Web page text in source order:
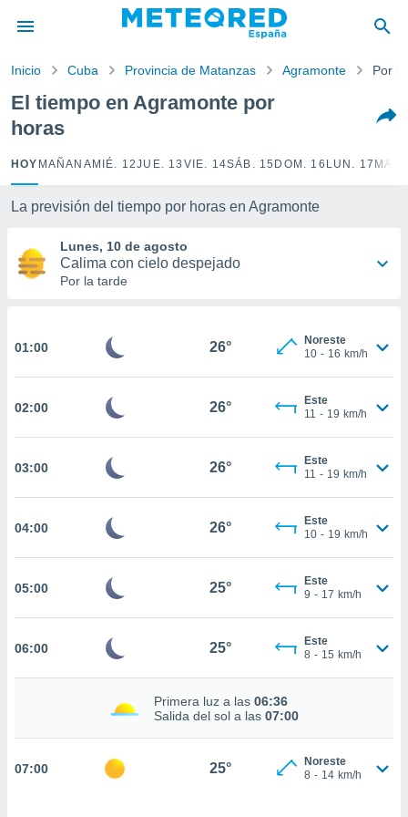
por
para
la
calidad.
a este
las
y
forma
todas
nuestros
ACEPTAR
Inicio Cuba Provincia de Matanzas Agramonte Por
El tiempo en Agramonte por
horas
HOY MAÑANA MIÉ. 12JUE. 13 VIE. 14SÁB. 15 DOM. 16 LUN. 17
La previsión del tiempo por horas en Agramonte
Lunes, 10 de agosto
Calima con cielo despejado
Por la tarde
01:00 26°
Noreste
10 - 16 km/h
02:00 26°
Este
11 - 19 km/h
03:00 26°
Este
11 - 19 km/h
04:00 26°
Este
10 - 19 km/h
05:00 25°
Este
9 - 17 km/h
06:00 25°
Este
8 - 15 km/h
Primera luz a las 06:36
Salida del sol a las 07:00
07:00 25°
Noreste
8 - 14 km/h